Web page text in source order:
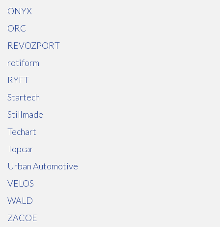
ONYX
ORC
REVOZPORT
rotiform
RYFT
Startech
Stillmade
Techart
Topcar
Urban Automotive
VELOS
WALD
ZACOE